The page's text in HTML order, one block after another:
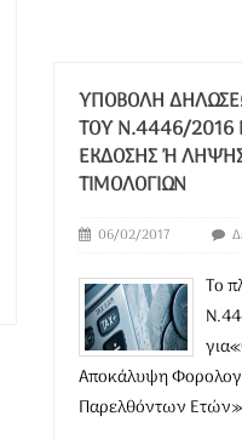
ΥΠΟΒΟΛΉ
ΤΟΥ Ν.4446/2016
ΈΚΔΟΣΗΣ Ή ΛΉΨΗΣ
ΙΜΟΛΟΓΊΩΝ
06/02/2017
Το
Αποκάλυψη
Παρελθόντων Ετών»